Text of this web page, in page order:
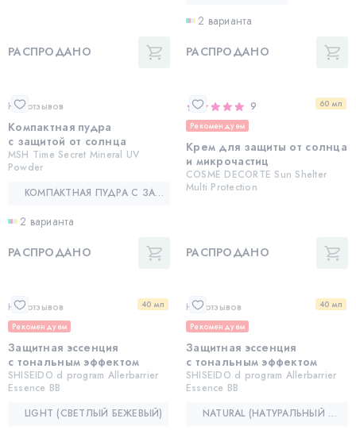
РАСПРОДАНО
2 варианта
РАСПРОДАНО
Нет отзывов
Компактная пудра
с защитой от солнца
MSH Time Secret Mineral UV
Powder
КОМПАКТНАЯ ПУДРА С ЗАЩИТОЙ ОТ СОЛНЦА — MSH TIME SECRET MINERAL UV POWDER
2 варианта
РАСПРОДАНО
60 мл
9
Рекомендуем
Крем для защиты от солнца
и микрочастиц
COSME DECORTE Sun Shelter
Multi Protection
РАСПРОДАНО
40 мл
Нет отзывов
Рекомендуем
Защитная эссенция
с тональным эффектом
SHISEIDO d program Allerbarrier
Essence BB
LIGHT (СВЕТЛЫЙ БЕЖЕВЫЙ)
40 мл
Нет отзывов
Рекомендуем
Защитная эссенция
с тональным эффектом
SHISEIDO d program Allerbarrier
Essence BB
NATURAL (НАТУРАЛЬНЫЙ БЕЖЕВЫЙ)